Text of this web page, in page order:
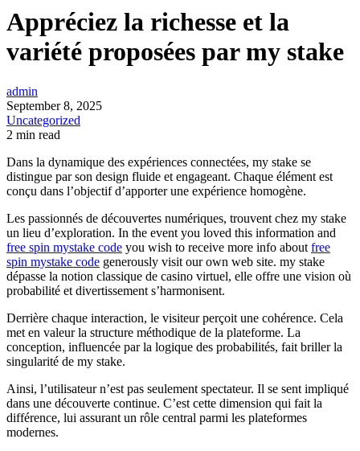
Appréciez la richesse et la
variété proposées par my stake
admin
September 8, 2025
Uncategorized
2 min read
Dans la dynamique des expériences connectées, my stake se
distingue par son design fluide et engageant. Chaque élément est
conçu dans l’objectif d’apporter une expérience homogène.
Les passionnés de découvertes numériques, trouvent chez my stake
un lieu d’exploration. In the event you loved this information and
free spin mystake code you wish to receive more info about free
spin mystake code generously visit our own web site. my stake
dépasse la notion classique de casino virtuel, elle offre une vision où
probabilité et divertissement s’harmonisent.
Derrière chaque interaction, le visiteur perçoit une cohérence. Cela
met en valeur la structure méthodique de la plateforme. La
conception, influencée par la logique des probabilités, fait briller la
singularité de my stake.
Ainsi, l’utilisateur n’est pas seulement spectateur. Il se sent impliqué
dans une découverte continue. C’est cette dimension qui fait la
différence, lui assurant un rôle central parmi les plateformes
modernes.